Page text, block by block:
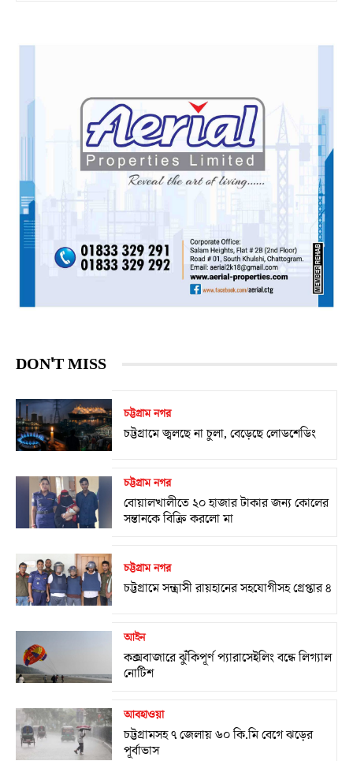
DON'T MISS
চট্টগ্রাম নগর
চট্টগ্রামে জ্বলছে না চুলা, বেড়েছে লোডশেডিং
চট্টগ্রাম নগর
বোয়ালখালীতে ২০ হাজার টাকার জন্য কোলের
সন্তানকে বিক্রি করলো মা
চট্টগ্রাম নগর
চট্টগ্রামে সন্ত্রাসী রায়হানের সহযোগীসহ গ্রেপ্তার ৪
আইন
কক্সবাজারে ঝুঁকিপূর্ণ প্যারাসেইলিং বন্ধে লিগ্যাল
নোটিশ
আবহাওয়া
চট্টগ্রামসহ ৭ জেলায় ৬০ কি.মি বেগে ঝড়ের
পূর্বাভাস